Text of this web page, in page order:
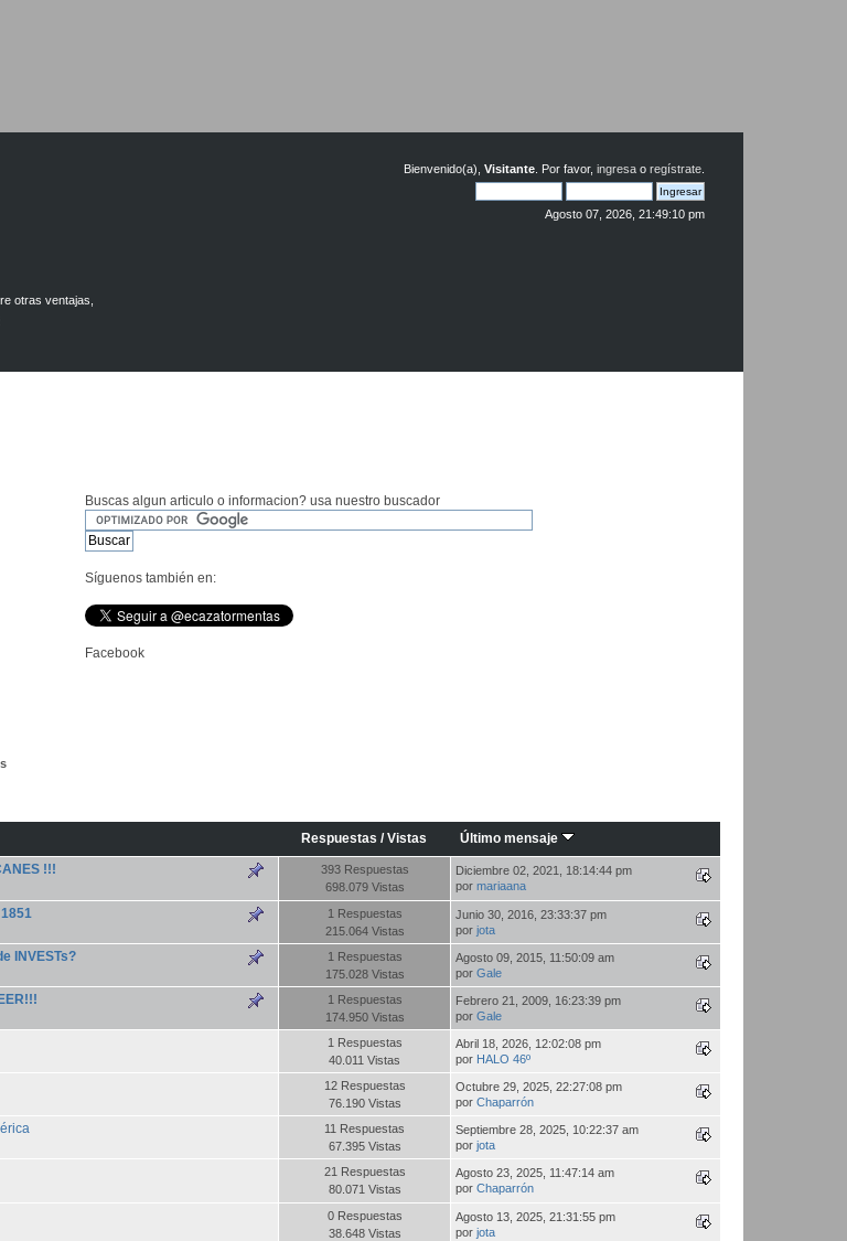
Bienvenido(a), Visitante. Por favor, ingresao regístrate.
Agosto 07, 2026, 21:49:10 pm
otras ventajas,
Buscas algun articulo o informacion? usa nuestro buscador
Síguenos también en:
Facebook
Respuestas /Vistas
Último mensaje
!!!
393 Respuestas
698.079 Vistas
Diciembre 02, 2021, 18:14:44 pm
pormariaana
1 Respuestas
215.064 Vistas
Junio 30, 2016, 23:33:37 pm
porjota
INVESTs?
1 Respuestas
175.028 Vistas
Agosto 09, 2015, 11:50:09 am
porGale
1 Respuestas
174.950 Vistas
Febrero 21, 2009, 16:23:39 pm
porGale
1 Respuestas
40.011 Vistas
Abril 18, 2026, 12:02:08 pm
por HALO 46º
12 Respuestas
76.190 Vistas
Octubre 29, 2025, 22:27:08 pm
porChaparrón
11 Respuestas
67.395 Vistas
Septiembre 28, 2025, 10:22:37 am
porjota
21 Respuestas
80.071 Vistas
Agosto 23, 2025, 11:47:14 am
porChaparrón
0 Respuestas
38.648 Vistas
Agosto 13, 2025, 21:31:55 pm
porjota